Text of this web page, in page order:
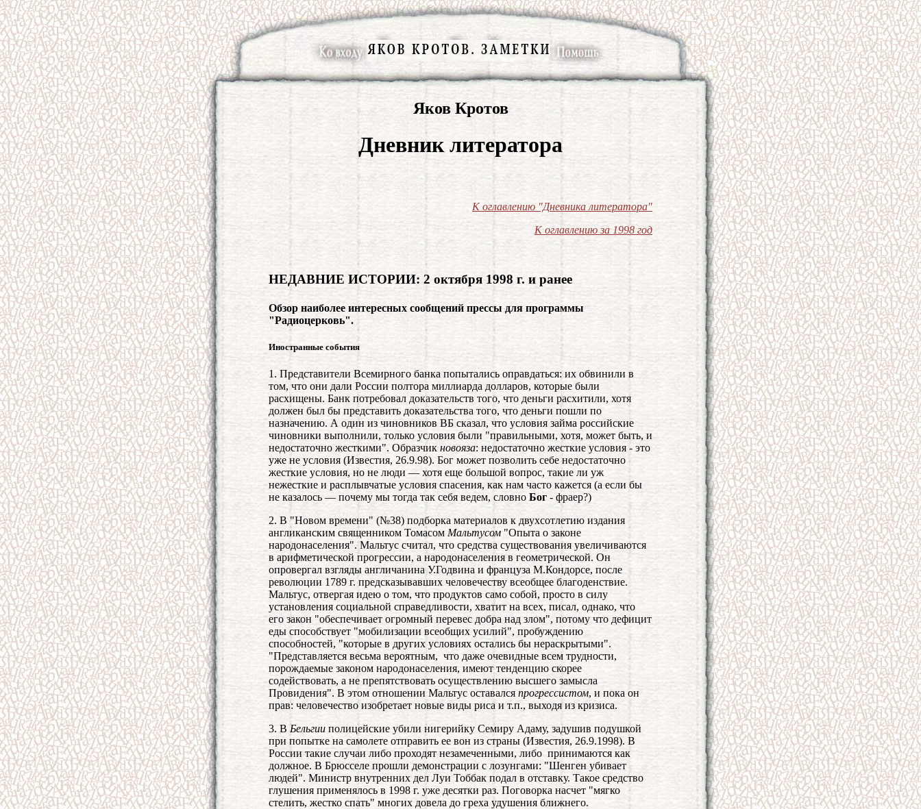
Яков Кротов
Дневник литератора
К оглавлению "Дневника литератора"
К оглавлению за 1998 год
НЕДАВНИЕ ИСТОРИИ: 2 октября 1998 г. и ранее
Обзор наиболее интересных сообщений прессы для программы
"Радиоцерковь".
Иностранные события
1. Представители Всемирного банка попытались оправдаться: их обвинили в
том, что они дали России полтора миллиарда долларов, которые были
расхищены. Банк потребовал доказательств того, что деньги расхитили, хотя
должен был бы представить доказательства того, что деньги пошли по
назначению. А один из чиновников ВБ сказал, что условия займа российские
чиновники выполнили, только условия были "правильными, хотя, может быть, и
недостаточно жесткими". Образчик новояза: недостаточно жесткие условия - это
уже не условия (Известия, 26.9.98). Бог может позволить себе недостаточно
жесткие условия, но не люди — хотя еще большой вопрос, такие ли уж
нежесткие и расплывчатые условия спасения, как нам часто кажется (а если бы
не казалось — почему мы тогда так себя ведем, словно Бог - фраер?)
2. В "Новом времени" (№38) подборка материалов к двухсотлетию издания
англиканским священником Томасом Мальтусом "Опыта о законе
народонаселения". Мальтус считал, что средства существования увеличиваются
в арифметической прогрессии, а народонаселения в геометрической. Он
опровергал взгляды англичанина У.Годвина и француза М.Кондорсе, после
революции 1789 г. предсказывавших человечеству всеобщее благоденствие.
Мальтус, отвергая идею о том, что продуктов само собой, просто в силу
установления социальной справедливости, хватит на всех, писал, однако, что
его закон "обеспечивает огромный перевес добра над злом", потому что дефицит
еды способствует "мобилизации всеобщих усилий", пробуждению
способностей, "которые в других условиях остались бы нераскрытыми".
"Представляется весьма вероятным, что даже очевидные всем трудности,
порождаемые законом народонаселения, имеют тенденцию скорее
содействовать, а не препятствовать осуществлению высшего замысла
Провидения". В этом отношении Мальтус оставался прогрессистом, и пока он
прав: человечество изобретает новые виды риса и т.п., выходя из кризиса.
3. В Бельгии полицейские убили нигерийку Семиру Адаму, задушив подушкой
при попытке на самолете отправить ее вон из страны (Известия, 26.9.1998). В
России такие случаи либо проходят незамеченными, либо принимаются как
должное. В Брюсселе прошли демонстрации с лозунгами: "Шенген убивает
людей". Министр внутренних дел Луи Тоббак подал в отставку. Такое средство
глушения применялось в 1998 г. уже десятки раз. Поговорка насчет "мягко
стелить, жестко спать" многих довела до греха удушения ближнего.